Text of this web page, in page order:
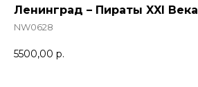
Ленинград – Пираты XXI Века
NW0628
5500,00 р.